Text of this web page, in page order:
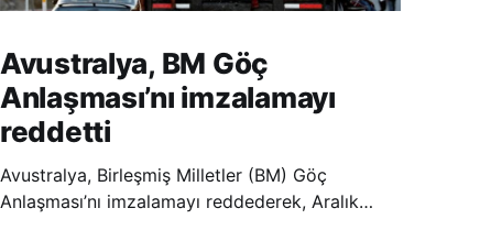
Avustralya, BM Göç
Anlaşması’nı imzalamayı
reddetti
Avustralya, Birleşmiş Milletler (BM) Göç
Anlaşması’nı imzalamayı reddederek, Aralık